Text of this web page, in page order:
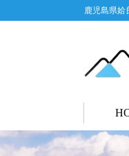
鹿児島県姶